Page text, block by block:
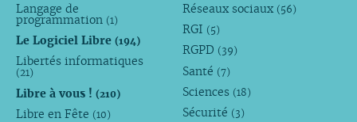
Langage de
programmation (1)
Le Logiciel Libre (194)
Libertés informatiques
(21)
Libre à vous ! (210)
Libre en Fête (10)
Réseaux sociaux (56)
RGI (5)
RGPD (39)
Santé (7)
Sciences (18)
Sécurité (3)